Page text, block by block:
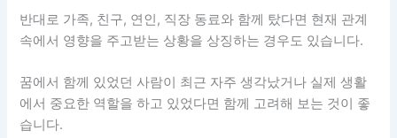
반대로 가족, 친구, 연인, 직장 동료와 함께 탔다면 현재 관계
속에서 영향을 주고받는 상황을 상징하는 경우도 있습니다.
꿈에서 함께 있었던 사람이 최근 자주 생각났거나 실제 생활
에서 중요한 역할을 하고 있었다면 함께 고려해 보는 것이 좋
습니다.